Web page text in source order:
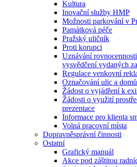
Kultura
Inovační služby HMP
Možnosti parkování v
Památková péče
Pražský uličník
Proti korupci
Uznávání
vysvědčení vydaných
Regulace venkovní
Označování ulic a domů
Žádost o vyjádření k
Žádosti o využití
prezentace
Informace pro klienta
Volná pracovní místa
Dopravněsprávní činnosti
Ostatní
Grafický manuál
Akce pod záštitou